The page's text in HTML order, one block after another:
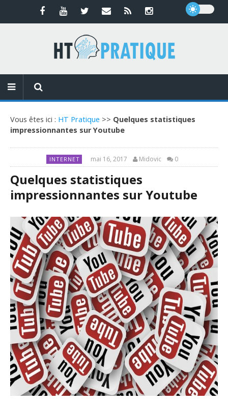
Vous êtes ici : HT Pratique >> Quelques statistiques
impressionnantes sur Youtube
INTERNET mai 16, 2017 Midovic 0
Quelques statistiques
impressionnantes sur Youtube